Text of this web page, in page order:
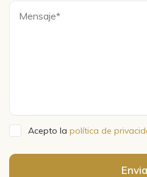
Acepto la política de